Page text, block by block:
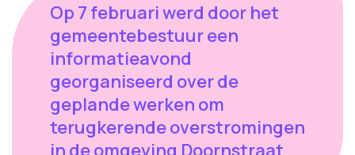
Op 7 februari werd door het
gemeentebestuur een
informatieavond
georganiseerd over de
geplande werken om
terugkerende overstromingen
in de omgeving Doornstraat